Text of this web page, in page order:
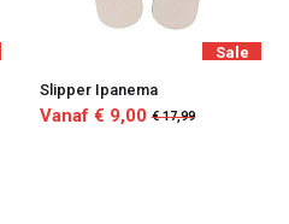
Sale
Slipper Ipanema
Vanaf € 9,00 € 17,99